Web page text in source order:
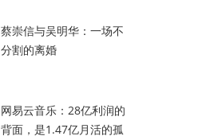
蔡崇信与吴明华：一场不
分割的离婚
网易云音乐：28亿利润的
背面，是1.47亿月活的孤